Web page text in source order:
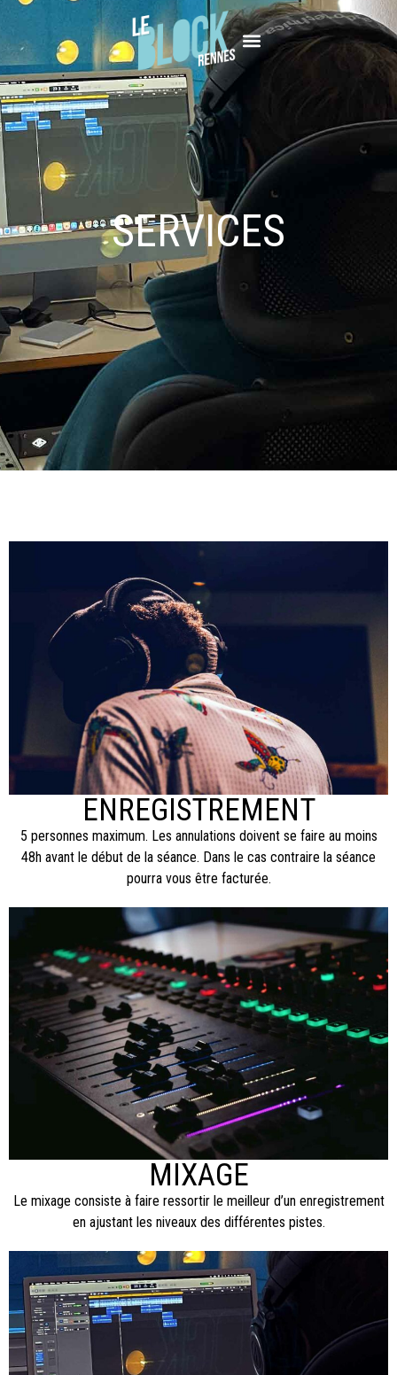
SERVICES
ENREGISTREMENT
5 personnes maximum. Les annulations doivent se faire au moins
48h avant le début de la séance. Dans le cas contraire la séance
pourra vous être facturée.
MIXAGE
Le mixage consiste à faire ressortir le meilleur d’un enregistrement
en ajustant les niveaux des différentes pistes.